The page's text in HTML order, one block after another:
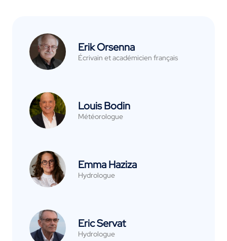
Erik Orsenna
Écrivain et académicien français
Louis Bodin
Météorologue
Emma Haziza
Hydrologue
Eric Servat
Hydrologue